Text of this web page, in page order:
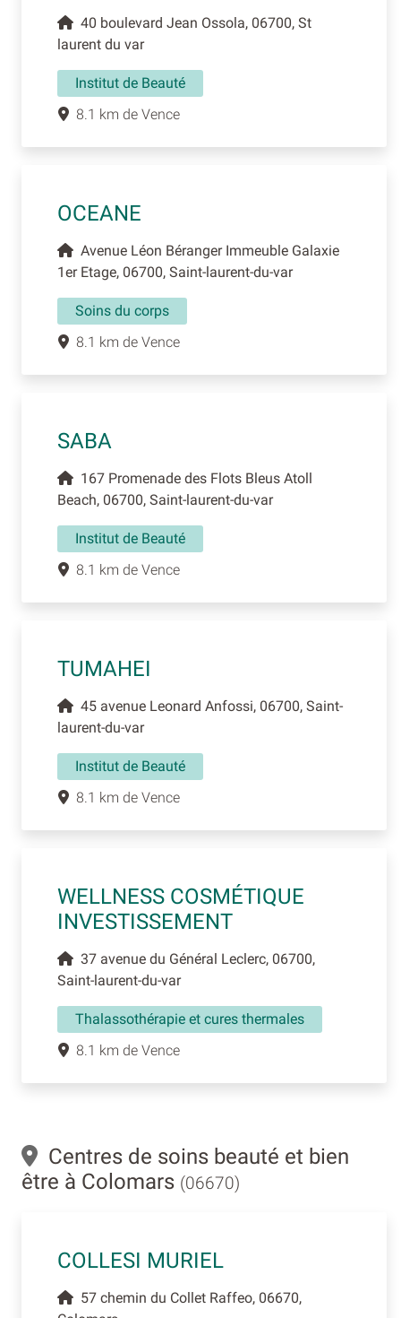
40 boulevard Jean Ossola, 06700, St
laurent du var
Institut de Beauté
8.1 km de Vence
OCEANE
Avenue Léon Béranger Immeuble Galaxie
1er Etage, 06700, Saint-laurent-du-var
Soins du corps
8.1 km de Vence
SABA
167 Promenade des Flots Bleus Atoll
Beach, 06700, Saint-laurent-du-var
Institut de Beauté
8.1 km de Vence
TUMAHEI
45 avenue Leonard Anfossi, 06700, Saint-
laurent-du-var
Institut de Beauté
8.1 km de Vence
WELLNESS COSMÉTIQUE
INVESTISSEMENT
37 avenue du Général Leclerc, 06700,
Saint-laurent-du-var
Thalassothérapie et cures thermales
8.1 km de Vence
Centres de soins beauté et bien
être à Colomars (06670)
COLLESI MURIEL
57 chemin du Collet Raffeo, 06670,